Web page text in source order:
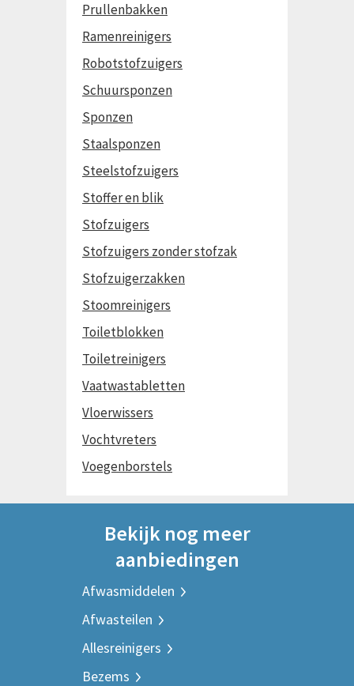
Prullenbakken
Ramenreinigers
Robotstofzuigers
Schuursponzen
Sponzen
Staalsponzen
Steelstofzuigers
Stoffer en blik
Stofzuigers
Stofzuigers zonder stofzak
Stofzuigerzakken
Stoomreinigers
Toiletblokken
Toiletreinigers
Vaatwastabletten
Vloerwissers
Vochtvreters
Voegenborstels
Bekijk nog meer
aanbiedingen
Afwasmiddelen
Afwasteilen
Allesreinigers
Bezems